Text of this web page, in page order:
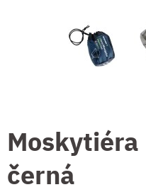
Moskytiéra
černá